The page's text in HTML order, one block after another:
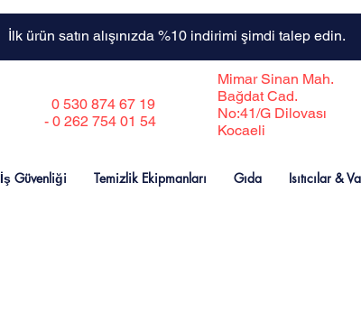
İlk ürün satın alışınızda %10 indirimi şimdi talep edin.
0 530 874 67 19
- 0 262 754 01 54
Mimar Sinan Mah.
Bağdat Cad.
No:41/G Dilovası
Kocaeli
İş Güvenliği Temizlik Ekipmanları Gıda Isıtıcılar &